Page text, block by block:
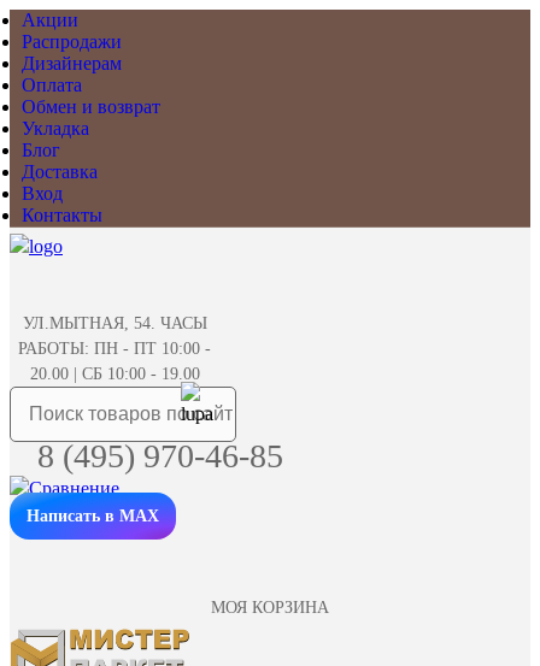
Акции
Распродажи
Дизайнерам
Оплата
Обмен и возврат
Укладка
Блог
Доставка
Вход
Контакты
УЛ.МЫТНАЯ, 54. ЧАСЫ
РАБОТЫ: ПН - ПТ 10:00 -
20.00 | СБ 10:00 - 19.00
8 (495) 970-46-85
Написать в MAX
МОЯ КОРЗИНА